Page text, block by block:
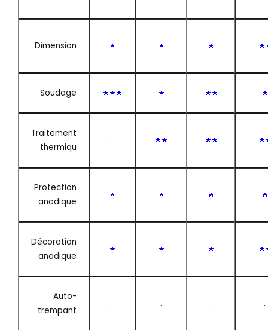
Dimension
Soudage
Traitement
thermiqu
.
Protection
anodique
Décoration
anodique
Auto-
trempant
. . . .